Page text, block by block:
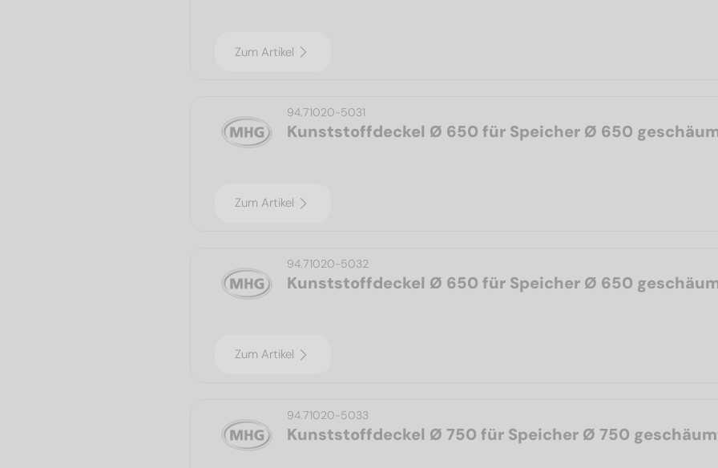
Zum Artikel
94.71020-5031
Kunststoffdeckel Ø 650 für Speicher Ø 650
Zum Artikel
94.71020-5032
Kunststoffdeckel Ø 650 für Speicher Ø 650
Zum Artikel
94.71020-5033
Kunststoffdeckel Ø 750 für Speicher Ø 750